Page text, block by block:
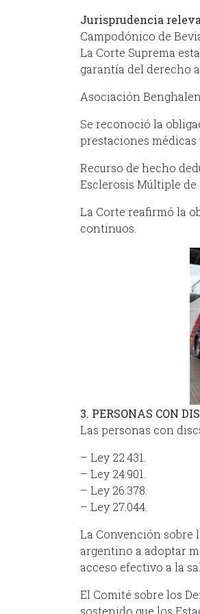
Jurisprudencia
Campodónico de
La Corte Suprema
garantía del derecho
Asociación
Se reconoció la
prestaciones médicas
Recurso de hecho
Esclerosis Múltiple de
La Corte reafirmó la
continuos.
3. PERSONAS CON
Las personas con
– Ley 22.431.
– Ley 24.901.
– Ley 26.378.
– Ley 27.044.
La Convención sobre
argentino a adoptar
acceso efectivo a la
El Comité sobre los
sostenido que los